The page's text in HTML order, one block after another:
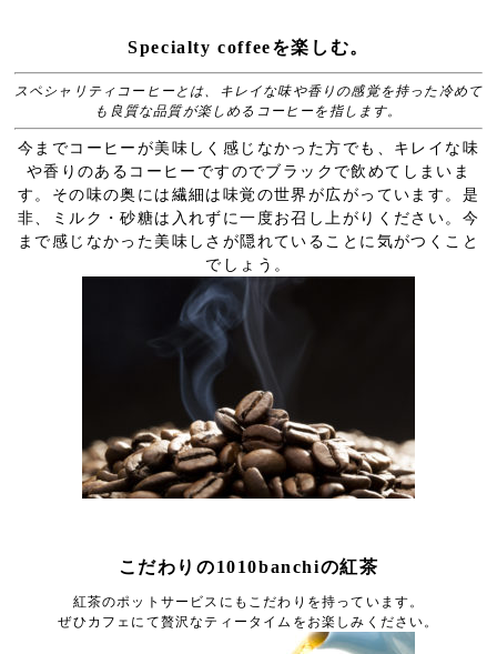
Specialty coffeeを楽しむ。
スペシャリティコーヒーとは、キレイな味や香りの感覚を持った冷めて
も良質な品質が楽しめるコーヒーを指します。
今までコーヒーが美味しく感じなかった方でも、キレイな味
や香りのあるコーヒーですのでブラックで飲めてしまいま
す。その味の奥には繊細は味覚の世界が広がっています。是
非、ミルク・砂糖は入れずに一度お召し上がりください。今
まで感じなかった美味しさが隠れていることに気がつくこと
でしょう。
こだわりの1010banchiの紅茶
紅茶のポットサービスにもこだわりを持っています。
ぜひカフェにて贅沢なティータイムをお楽しみください。